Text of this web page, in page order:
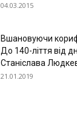
04.03.2015
Вшановуючи
До 140-ліття від
Станіслава
21.01.2019